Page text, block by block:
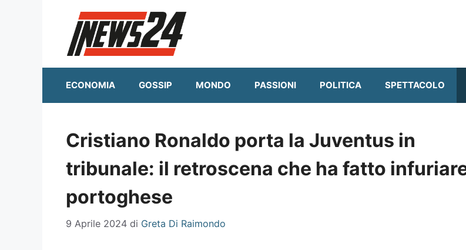
ECONOMIA GOSSIP MONDO PASSIONI POLITICA SPETTACOLO
Cristiano Ronaldo porta la Juventus in
tribunale: il retroscena che ha fatto
portoghese
9 Aprile 2024 di Greta Di Raimondo